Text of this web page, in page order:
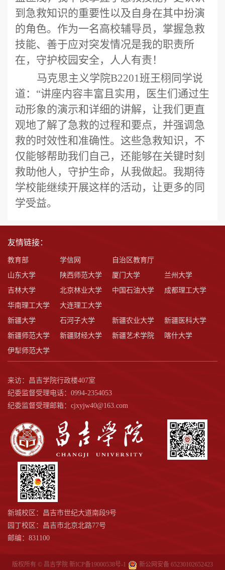
到急救知识的重要性以及自身在其中扮演
的角色。作为一名高校辅导员，掌握急救
技能、善于应对突发情况是我的职责所
在，守护校园安全，人人有责！
马克思主义学院B2201班王栩 同学说
道： “讲座内容丰富且实用，医生们通过生
动形象的演示和详细的讲解，让我们更直
观地了解了急救的过程和要点，并强调急
救的时效性和准确性。这些急救知识， 不
仅能够帮助我们自己，还能够在关键时刻
救助他人 ，守护生命，从我做起。 我期待
学校能继续开展这样的活动，让更多的同
学受益。
友情链接：
教育部 学信网
自治区教育厅
山东大学
陕西师范大学 厦门大学
兰州大学
吉林大学
北京林业大学 中国石油大学
成都理工大学
华南理工大学
大连理工大学
新疆大学
石河子大学 新疆农业大学
新疆医科大学
新疆师范大学
新疆财经大学 新疆艺术学院
喀什大学
伊犁师范大学
来访：昌吉学院行政楼407室
纪委监督受理电话：0994-2354053
纪委监督受理邮箱：cjxyjw40@163.com
新城校区：昌吉市世纪大道南段9号
园丁校区：昌吉市北京北路77号
邮编：831100
版权所有 © 昌吉学院 新ICP备19000538号-1 新公网安备 65230102652423